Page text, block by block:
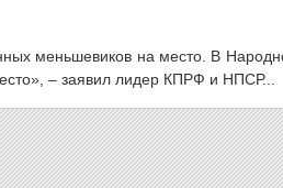
меньшевиков на место. В
– заявил лидер КПРФ и НПСР...